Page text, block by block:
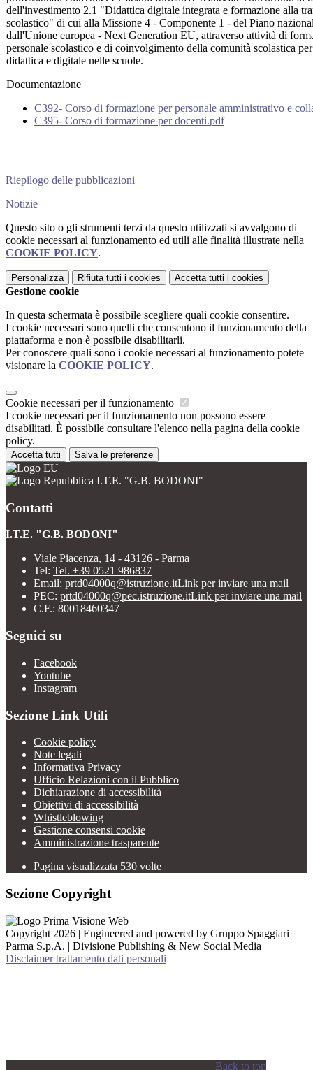
dell'investimento 2.1 "Didattica digitale integrata e formazione alla
scolastico" di cui alla Missione 4 - Componente 1 - del Piano
dall'Unione europea - Next Generation EU, attraverso attività di
personale scolastico e di coinvolgimento della comunità scolastica
didattica e digitale nelle scuole.
Documentazione
C392- Corso di formazione per personale amministrativo e
C395- Corso di formazione per docenti.pdf
Riepilogo delle pubblicazioni
Notizie
Questo sito o gli strumenti terzi da questo utilizzati si avvalgono di
cookie necessari al funzionamento ed utili alle finalità illustrate nella
COOKIE POLICY.
Personalizza Rifiuta tutti i cookies Accetta tutti i cookies
Gestione cookie
In questa schermata è possibile scegliere quali cookie consentire.
I cookie necessari sono quelli che consentono il funzionamento della
piattaforma e non è possibile disabilitarli.
Per conoscere quali sono i cookie necessari al funzionamento potete
visionare la COOKIE POLICY.
Cookie necessari per il funzionamento
I cookie necessari per il funzionamento non possono essere
disabilitati. È possibile consultare l'elenco nella pagina della cookie
policy.
Accetta tutti Salva le preferenze
I.T.E. "G.B. BODONI"
Contatti
I.T.E. "G.B. BODONI"
Viale Piacenza, 14 - 43126 - Parma
Tel: Tel. +39 0521 986837
Email: prtd04000q@istruzione.itLink per inviare una mail
PEC: prtd04000q@pec.istruzione.itLink per inviare una mail
C.F.: 80018460347
Seguici su
Facebook
Youtube
Instagram
Sezione Link Utili
Cookie policy
Note legali
Informativa Privacy
Ufficio Relazioni con il Pubblico
Dichiarazione di accessibilità
Obiettivi di accessibilità
Whistleblowing
Gestione consensi cookie
Amministrazione trasparente
Pagina visualizzata 530 volte
Sezione Copyright
Copyright 2026 | Engineered and powered by Gruppo Spaggiari
Parma S.p.A. | Divisione Publishing & New Social Media
Disclaimer trattamento dati personali
Back to top